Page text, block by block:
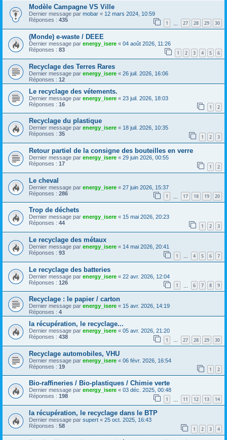
Modèle Campagne VS Ville
Dernier message par mobar « 12 mars 2024, 10:59
Réponses : 435 1 27 28 29 30
(Monde) e-waste / DEEE
Dernier message par energy_isere « 04 août 2026, 11:26
Réponses : 83 1 2 3 4 5 6
Recyclage des Terres Rares
Dernier message par energy_isere « 26 juil. 2026, 16:06
Réponses : 12
Le recyclage des vétements.
Dernier message par energy_isere « 23 juil. 2026, 18:03
Réponses : 16 1 2
Recyclage du plastique
Dernier message par energy_isere « 18 juil. 2026, 10:35
Réponses : 35 1 2 3
Retour partiel de la consigne des bouteilles en verre
Dernier message par energy_isere « 29 juin 2026, 00:55
Réponses : 17 1 2
Le cheval
Dernier message par energy_isere « 27 juin 2026, 15:37
Réponses : 286 1 17 18 19 20
Trop de déchets
Dernier message par energy_isere « 15 mai 2026, 20:23
Réponses : 44 1 2 3
Le recyclage des métaux
Dernier message par energy_isere « 14 mai 2026, 20:41
Réponses : 93 1 … 4 5 6 7
Le recyclage des batteries
Dernier message par energy_isere « 22 avr. 2026, 12:04
Réponses : 126 1 6 7 8 9
Recyclage : le papier / carton
Dernier message par energy_isere « 15 avr. 2026, 14:19
Réponses : 4
la récupération, le recyclage...
Dernier message par energy_isere « 05 avr. 2026, 21:20
Réponses : 438 1 … 27 28 29 30
Recyclage automobiles, VHU
Dernier message par energy_isere « 06 févr. 2026, 16:54
Réponses : 19 1 2
Bio-raffineries / Bio-plastiques / Chimie verte
Dernier message par energy_isere « 03 déc. 2025, 00:48
Réponses : 198 1 11 12 13 14
la récupération, le recyclage dans le BTP
Dernier message par supert « 25 oct. 2025, 16:43
Réponses : 58 1 2 3 4